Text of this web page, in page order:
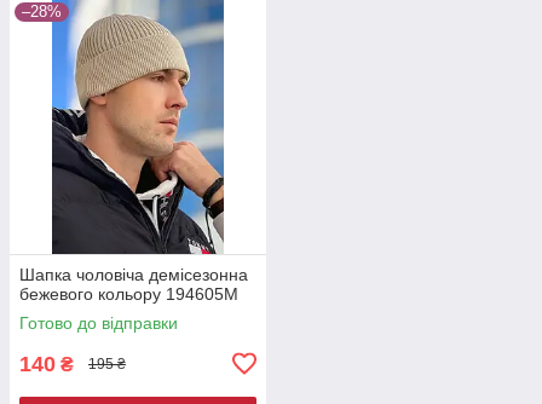
–28%
Шапка чоловіча демісезонна
бежевого кольору 194605M
Готово до відправки
140 ₴ 195 ₴